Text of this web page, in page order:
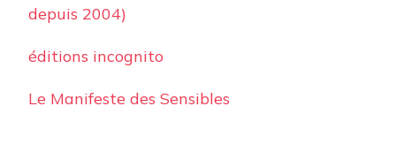
depuis 2004)
éditions incognito
Le Manifeste des Sensibles